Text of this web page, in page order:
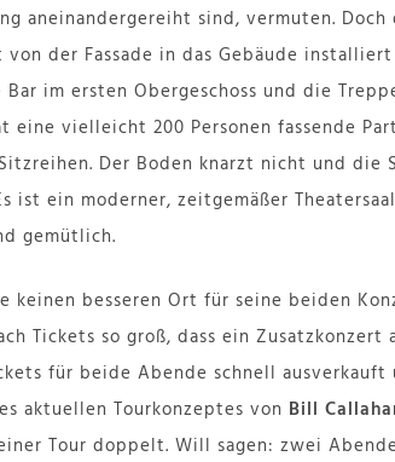
aneinandergereiht sind, vermuten. Doch
der Fassade in das Gebäude
im ersten Obergeschoss und die
eine vielleicht 200 Personen fassende
Der Boden knarzt nicht und die
ist ein moderner, zeitgemäßer
gemütlich.
keinen besseren Ort für seine beiden
Tickets so groß, dass ein Zusatzkonzert
für beide Abende schnell
aktuellen Tourkonzeptes von Bill
Tour doppelt. Will sagen: zwei